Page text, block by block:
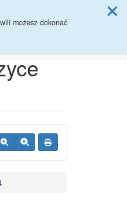
możesz dokonać